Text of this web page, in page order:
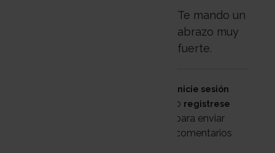
Te mando un
abrazo muy
fuerte.
Inicie sesión
o registrese
para enviar
comentarios